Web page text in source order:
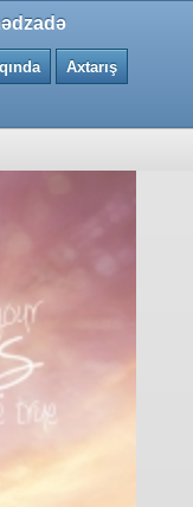
Axtarış